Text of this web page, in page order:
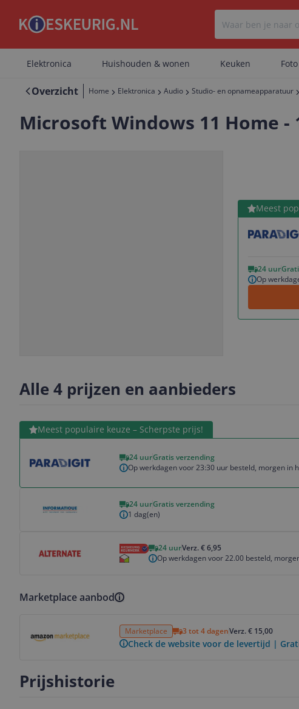
Elektronica Huishouden & wonen Keuken
Overzicht Home Elektronica Audio Studio- en opnameapparatuur
Microsoft Windows 11 Home -
Meest
24 uur
Op
Bekijk
Alle 4 prijzen en aanbieders
Meest populaire keuze – Scherpste prijs!
24 uurGratis verzending
Op werkdagen voor 23:30 uur besteld, morgen in
Bekijk product
24 uurGratis verzending
1 dag(en)
24 uurVerz. € 6,95
Op werkdagen voor 22.00 besteld,
Marketplace aanbod
Marketplace 3 tot 4 dagenVerz. € 15,00
Check de website voor de levertijd |
Prijshistorie